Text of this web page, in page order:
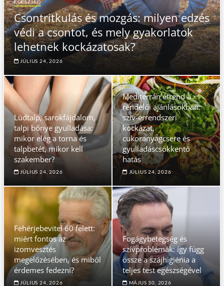
EGÉSZSÉG
Csontritkulás és mozgás: milyen edzés
védi a csontot, és mely gyakorlatok
lehetnek kockázatosak?
JÚLIUS 24, 2026
Lúdtalp, sarokfájdalom,
talpi bőnye gyulladása:
mikor elég a torna és
talpbetét, mikor kell
szakember?
JÚLIUS 24, 2026
Mediterrán étrend a
rendelői ajánlásokban:
szív-érrendszeri
kockázat,
cukoranyagcsere és
gyulladáscsökkentő
hatás
JÚLIUS 24, 2026
Fehérjebevitel 60 felett:
miért fontos az
izomvesztés
megelőzésében, és miből
érdemes fedezni?
JÚLIUS 24, 2026
Fogágybetegség és
szívproblémák: így függ
össze a szájhigiénia a
teljes test egészségével
MÁJUS 30, 2026